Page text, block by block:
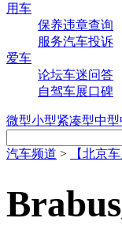
用车
保养违章查询
服务汽车投诉
爱车
论坛车迷问答
自驾车展口碑
微型小型紧凑型中型
汽车频道 > 【北京